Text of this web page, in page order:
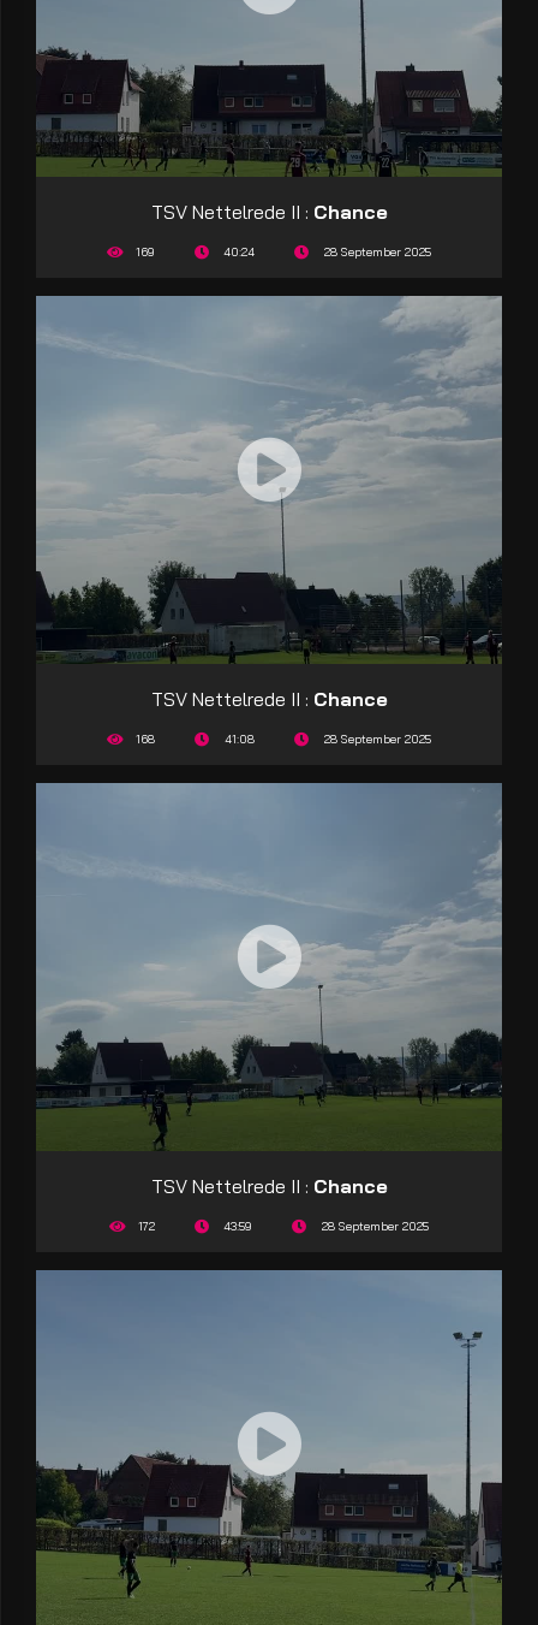
TSV Nettelrede II : Chance
169 40:24 28 September 2025
TSV Nettelrede II : Chance
168 41:08 28 September 2025
TSV Nettelrede II : Chance
172 43:59 28 September 2025